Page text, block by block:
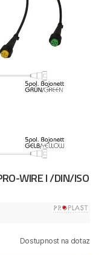
WIRE I /DIN/ISO
Dostupnost na dotaz